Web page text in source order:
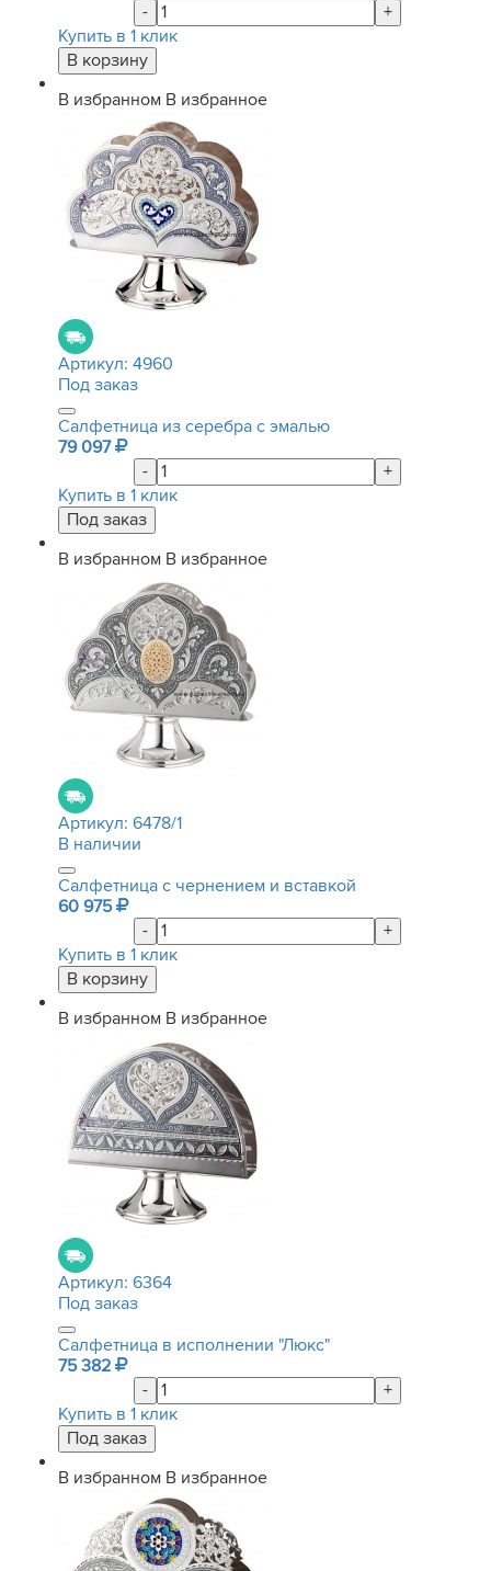
-
+
Купить в 1 клик
В избранном В избранное
Артикул: 4960
Под заказ
Салфетница из серебра с эмалью
79 097
-
+
Купить в 1 клик
В избранном В избранное
Артикул: 6478/1
В наличии
Салфетница с чернением и вставкой
60 975
-
+
Купить в 1 клик
В избранном В избранное
Артикул: 6364
Под заказ
Салфетница в исполнении "Люкс"
75 382
-
+
Купить в 1 клик
В избранном В избранное